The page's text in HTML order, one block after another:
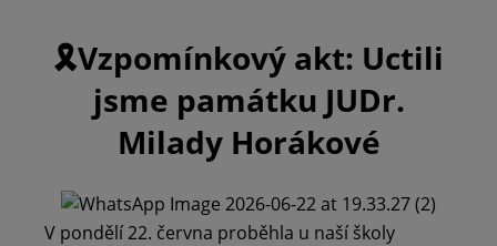
🎗️Vzpomínkový akt: Uctili
jsme památku JUDr.
Milady Horákové
V pondělí 22. června proběhla u naší školy